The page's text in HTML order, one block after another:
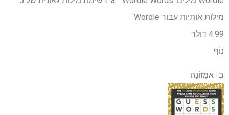
מילות אותיות עבור Wordle
4.99 דולר
נוֹף
בְּ- אֲמָזוֹנָה